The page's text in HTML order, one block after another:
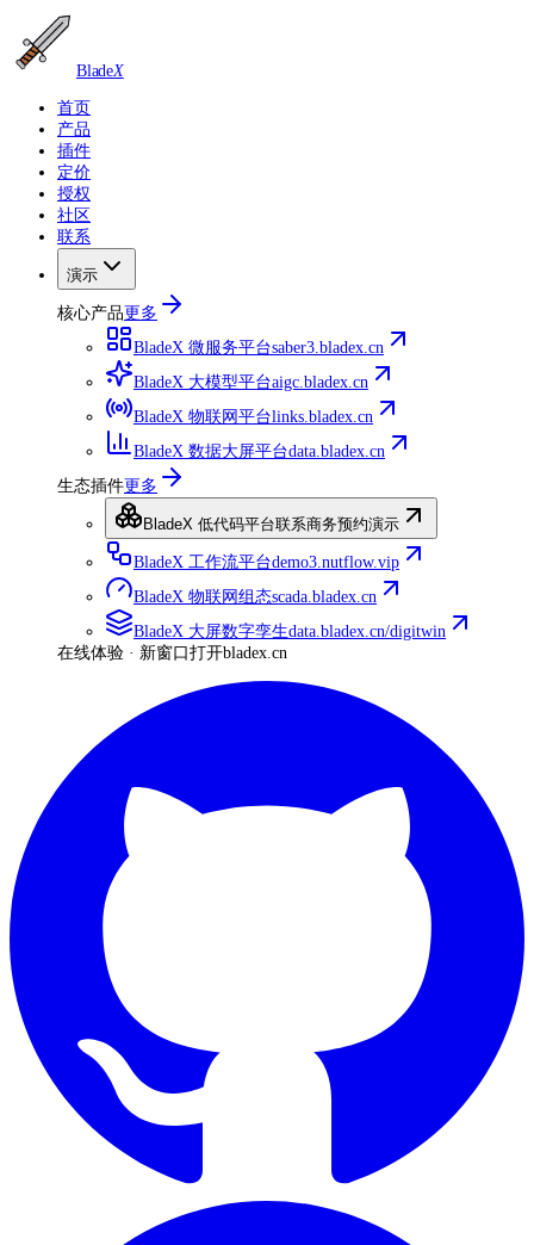
BladeX
首页
产品
插件
定价
授权
社区
联系
演示
核心产品更多
BladeX 微服务平台saber3.bladex.cn
BladeX 大模型平台aigc.bladex.cn
BladeX 物联网平台links.bladex.cn
BladeX 数据大屏平台data.bladex.cn
生态插件更多
BladeX 低代码平台联系商务预约演示
BladeX 工作流平台demo3.nutflow.vip
BladeX 物联网组态scada.bladex.cn
BladeX 大屏数字孪生data.bladex.cn/digitwin
在线体验 · 新窗口打开bladex.cn